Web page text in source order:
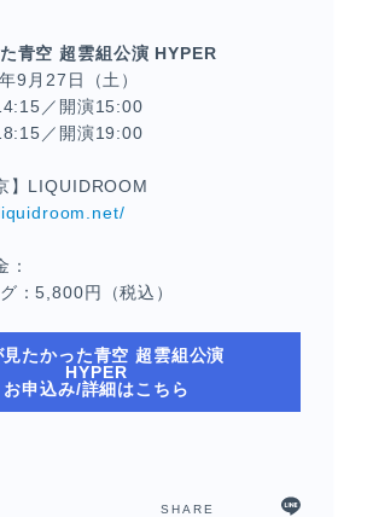
青空 超雲組公演 HYPER
9月27日（土）
／開演15:00
／開演19:00
】LIQUIDROOM
：
：5,800円（税込）
見たかった青空 超雲組公演
HYPER
お申込み/詳細はこちら
SHARE